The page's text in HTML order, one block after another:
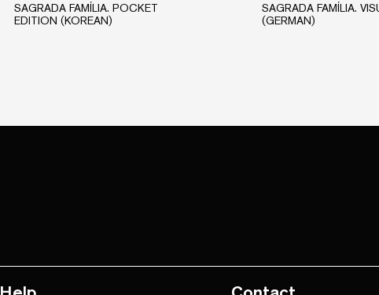
SAGRADA FAMÍLIA. POCKET
EDITION (KOREAN)
SAGRADA FAMÍLIA.
(GERMAN)